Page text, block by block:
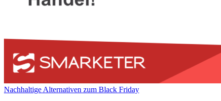
Nachhaltige Alternativen zum Black Friday